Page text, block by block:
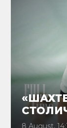
8 August,